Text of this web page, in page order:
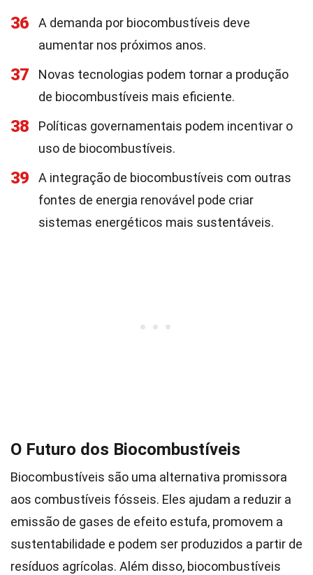
36
A demanda por biocombustíveis deve
aumentar nos próximos anos.
37
Novas tecnologias podem tornar a produção
de biocombustíveis mais eficiente.
38
Políticas governamentais podem incentivar o
uso de biocombustíveis.
39
A integração de biocombustíveis com outras
fontes de energia renovável pode criar
sistemas energéticos mais sustentáveis.
O Futuro dos Biocombustíveis
Biocombustíveis são uma alternativa promissora
aos combustíveis fósseis. Eles ajudam a reduzir a
emissão de gases de efeito estufa, promovem a
sustentabilidade e podem ser produzidos a partir de
resíduos agrícolas. Além disso, biocombustíveis